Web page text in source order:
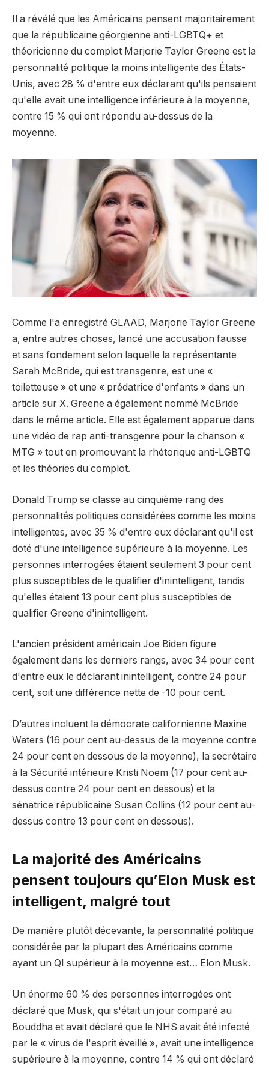
Il a révélé que les Américains pensent majoritairement
que la républicaine géorgienne anti-LGBTQ+ et
théoricienne du complot Marjorie Taylor Greene est la
personnalité politique la moins intelligente des États-
Unis, avec 28 % d'entre eux déclarant qu'ils pensaient
qu'elle avait une intelligence inférieure à la moyenne,
contre 15 % qui ont répondu au-dessus de la
moyenne.
Comme l'a enregistré GLAAD, Marjorie Taylor Greene
a, entre autres choses, lancé une accusation fausse
et sans fondement selon laquelle la représentante
Sarah McBride, qui est transgenre, est une «
toiletteuse » et une « prédatrice d'enfants » dans un
article sur X. Greene a également nommé McBride
dans le même article. Elle est également apparue dans
une vidéo de rap anti-transgenre pour la chanson «
MTG » tout en promouvant la rhétorique anti-LGBTQ
et les théories du complot.
Donald Trump se classe au cinquième rang des
personnalités politiques considérées comme les moins
intelligentes, avec 35 % d'entre eux déclarant qu'il est
doté d'une intelligence supérieure à la moyenne. Les
personnes interrogées étaient seulement 3 pour cent
plus susceptibles de le qualifier d'inintelligent, tandis
qu'elles étaient 13 pour cent plus susceptibles de
qualifier Greene d'inintelligent.
L'ancien président américain Joe Biden figure
également dans les derniers rangs, avec 34 pour cent
d'entre eux le déclarant inintelligent, contre 24 pour
cent, soit une différence nette de -10 pour cent.
D’autres incluent la démocrate californienne Maxine
Waters (16 pour cent au-dessus de la moyenne contre
24 pour cent en dessous de la moyenne), la secrétaire
à la Sécurité intérieure Kristi Noem (17 pour cent au-
dessus contre 24 pour cent en dessous) et la
sénatrice républicaine Susan Collins (12 pour cent au-
dessus contre 13 pour cent en dessous).
La majorité des Américains
pensent toujours qu’Elon Musk est
intelligent, malgré tout
De manière plutôt décevante, la personnalité politique
considérée par la plupart des Américains comme
ayant un QI supérieur à la moyenne est… Elon Musk.
Un énorme 60 % des personnes interrogées ont
déclaré que Musk, qui s'était un jour comparé au
Bouddha et avait déclaré que le NHS avait été infecté
par le « virus de l'esprit éveillé », avait une intelligence
supérieure à la moyenne, contre 14 % qui ont déclaré